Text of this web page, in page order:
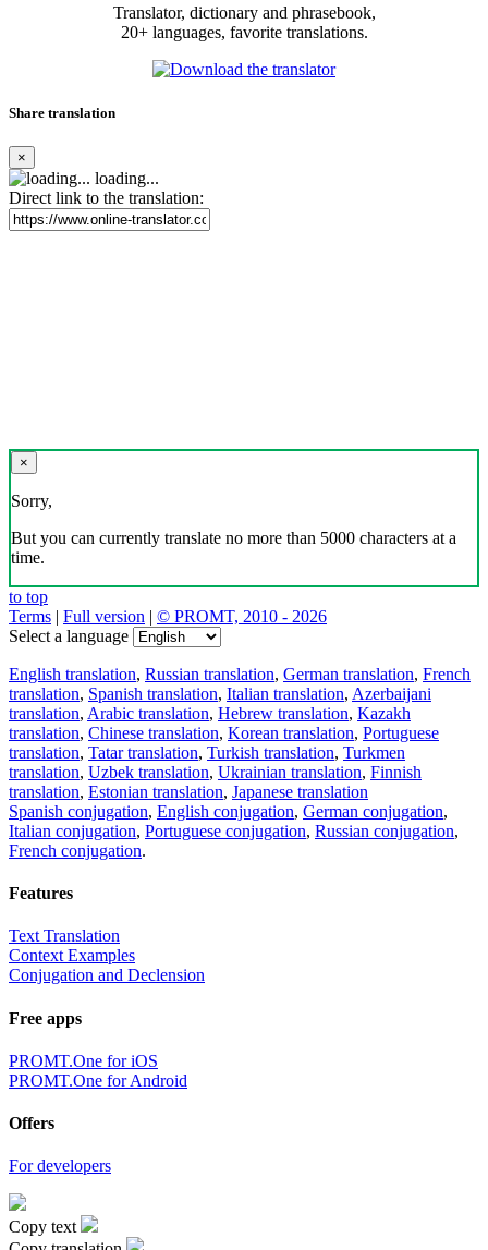
Translator, dictionary and phrasebook,
20+ languages, favorite translations.
Share translation
×
loading...
Direct link to the translation:
×
Sorry,
But you can currently translate no more than 5000 characters at a
time.
to top
Terms | Full version | © PROMT, 2010 - 2026
Select a language
English translation, Russian translation, German translation, French
translation, Spanish translation, Italian translation, Azerbaijani
translation, Arabic translation, Hebrew translation, Kazakh
translation, Chinese translation, Korean translation, Portuguese
translation, Tatar translation, Turkish translation, Turkmen
translation, Uzbek translation, Ukrainian translation, Finnish
translation, Estonian translation, Japanese translation
Spanish conjugation, English conjugation, German conjugation,
Italian conjugation, Portuguese conjugation, Russian conjugation,
French conjugation.
Features
Text Translation
Context Examples
Conjugation and Declension
Free apps
PROMT.One for iOS
PROMT.One for Android
Offers
For developers
Copy text